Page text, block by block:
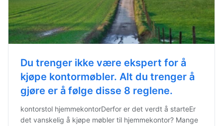
Du trenger ikke være ekspert for å
kjøpe kontormøbler. Alt du trenger å
gjøre er å følge disse 8 reglene.
kontorstol hjemmekontorDerfor er det verdt å starteEr
det vanskelig å kjøpe møbler til hjemmekontor? Mange